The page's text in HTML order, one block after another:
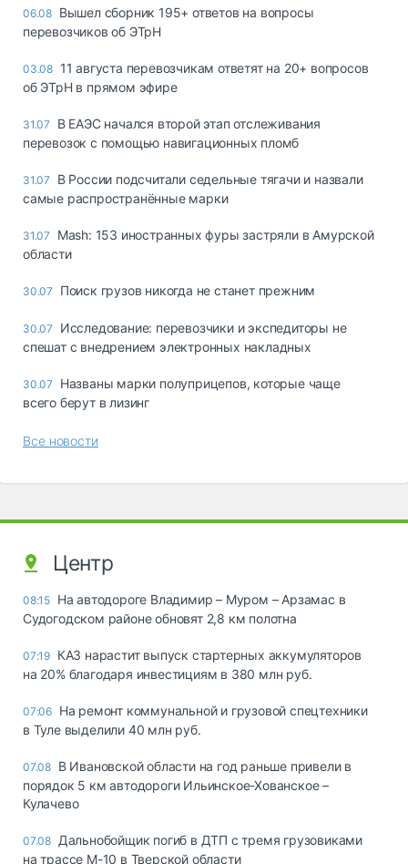
06.08 Вышел сборник 195+ ответов на вопросы
перевозчиков об ЭТрН
03.08 11 августа перевозчикам ответят на 20+ вопросов
об ЭТрН в прямом эфире
31.07
В ЕАЭС начался второй этап отслеживания
перевозок с помощью навигационных пломб
31.07
В России подсчитали седельные тягачи и назвали
самые распространённые марки
31.07
Mash: 153 иностранных фуры застряли в Амурской
области
30.07 Поиск грузов никогда не станет прежним
30.07
Исследование: перевозчики и экспедиторы не
спешат с внедрением электронных накладных
30.07
Названы марки полуприцепов, которые чаще
всего берут в лизинг
Все новости
Центр
08:15 На автодороге Владимир – Муром – Арзамас в
Судогодском районе обновят 2,8 км полотна
07:19 КАЗ нарастит выпуск стартерных аккумуляторов
на 20% благодаря инвестициям в 380 млн руб.
07:06 На ремонт коммунальной и грузовой спецтехники
в Туле выделили 40 млн руб.
07.08 В Ивановской области на год раньше привели в
порядок 5 км автодороги Ильинское-Хованское –
Кулачево
07.08 Дальнобойщик погиб в ДТП с тремя грузовиками
на трассе М-10 в Тверской области